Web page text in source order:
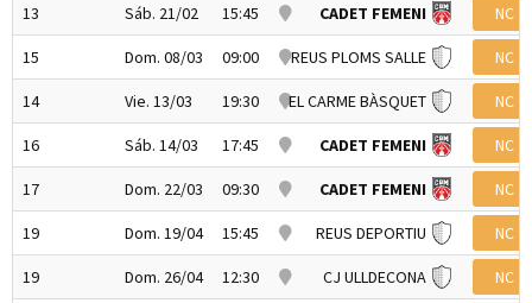
13 Sáb. 21/02 15:45 CADET FEMENI NC
15 Dom. 08/03 09:00 REUS PLOMS SALLE NC
14 Vie. 13/03 19:30 EL CARME BÀSQUET NC
16 Sáb. 14/03 17:45 CADET FEMENI NC
17 Dom. 22/03 09:30 CADET FEMENI NC
19 Dom. 19/04 15:45 REUS DEPORTIU NC
19 Dom. 26/04 12:30 CJ ULLDECONA NC